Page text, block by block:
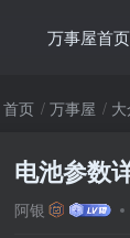
万事屋首页
首页 万事屋
电池参数
阿银